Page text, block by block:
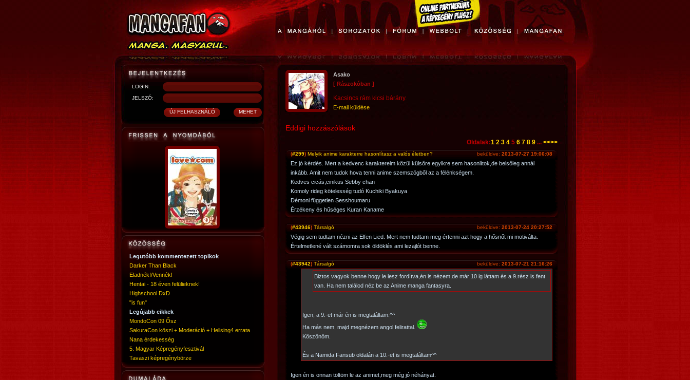
LOGIN:
JELSZÓ:
Legutóbb kommentezett topikok
Darker Than Black
Eladnék!/Vennék!
Hentai - 18 éven felülieknek!
Highschool DxD
"is fun"
Legújabb cikkek
MondoCon 09 Ősz
SakuraCon köszi + Moderáció + Hellsing4 errata
Nana érdekesség
5. Magyar Képregényfesztivál
Tavaszi képregénybörze
Asako
[ Rászokóban ]
Kacsincs rám kicsi bárány.
E-mail küldése
Eddigi hozzászólások
Oldalak:1 2 3 4 5 6 7 8 9 ... <<>>
beküldve: 2013-07-27 19:06:08
(#299) Melyik anime karakterre hasonlítasz a valós életben?
Ez jó kérdés. Mert a kedvenc karaktereim közül külsőre egyikre sem hasonlítok,de belsőleg annál
inkább. Amit nem tudok hova tenni anime szemszögből az a félénkségem.
Kedves cicás,cinikus Sebby chan
Komoly rideg kötelesség tudó Kuchiki Byakuya
Démoni független Sesshoumaru
Érzékeny és hűséges Kuran Kaname
beküldve: 2013-07-24 20:27:52
(#43946) Társalgó
Végig sem tudtam nézni az Elfen Lied. Mert nem tudtam meg értenni azt hogy a hősnőt mi motiválta.
Értelmetlené vált számomra sok öldöklés ami lezajlót benne.
beküldve: 2013-07-21 21:16:26
(#43942) Társalgó
Biztos vagyok benne hogy le lesz fordítva,én is nézem,de már 10 ig láttam és a 9.rész is fent
van. Ha nem találod néz be az Anime manga fantasyra.
Igen, a 9.-et már én is megtaláltam.^^
Ha más nem, majd megnézem angol felirattal.
Köszönöm.
És a Namida Fansub oldalán a 10.-et is megtaláltam^^
Igen én is onnan töltöm le az animet,meg még jó néhányat.